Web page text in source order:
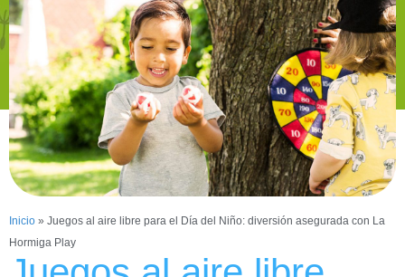
Inicio » Juegos al aire libre para el Día del Niño: diversión asegurada con La
Hormiga Play